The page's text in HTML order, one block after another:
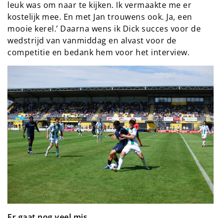
leuk was om naar te kijken. Ik vermaakte me er
kostelijk mee. En met Jan trouwens ook. Ja, een
mooie kerel.’ Daarna wens ik Dick succes voor de
wedstrijd van vanmiddag en alvast voor de
competitie en bedank hem voor het interview.